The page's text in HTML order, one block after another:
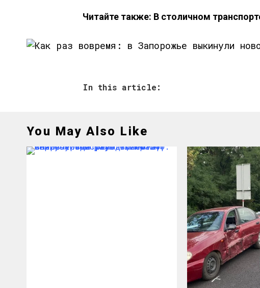
Читайте также: В столичном
In this article:
You May Also Like